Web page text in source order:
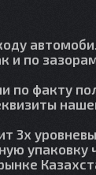
и по
по факту
3х
упаковку